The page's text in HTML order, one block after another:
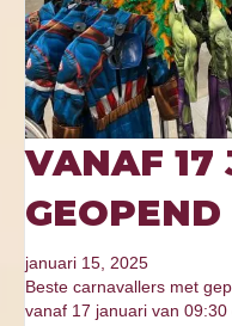
VANAF 17
GEOPEND
januari 15, 2025
Beste carnavallers met
vanaf 17 januari van